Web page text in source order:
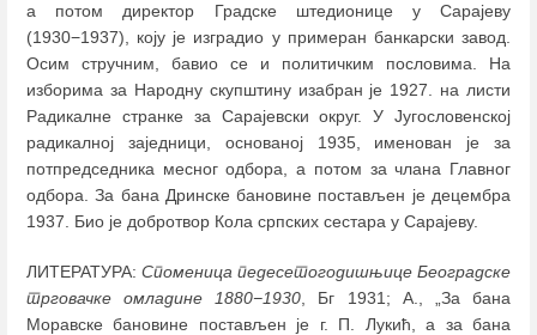
а потом директор Градске штедионице у Сарајеву
(1930−1937), коју је изградио у примеран банкарски завод.
Осим стручним, бавио се и политичким пословима. На
изборима за Народну скупштину изабран је 1927. на листи
Радикалне странке за Сарајевски округ. У Југословенској
радикалној заједници, основаној 1935, именован је за
потпредседника месног одбора, а потом за члана Главног
одбора. За бана Дринске бановине постављен је децембра
1937. Био је добротвор Кола српских сестара у Сарајеву.
ЛИТЕРАТУРА: Споменица педесетогодишњице Београдске
трговачке омладине 1880−1930 , Бг 1931; А., „За бана
Моравске бановине постављен је г. П. Лукић, а за бана